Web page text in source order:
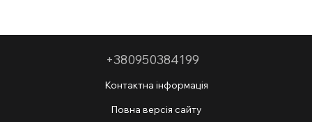
+380950384199
Контактна інформація
Повна версія сайту